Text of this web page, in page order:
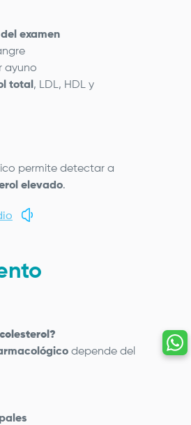
examen
ayuno
total , LDL, HDL y
permite detectar a
elevado.
depende del